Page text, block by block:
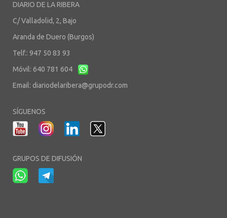
DIARIO DE LA RIBERA
C/ Valladolid, 2, Bajo
Aranda de Duero (Burgos)
Telf.: 947 50 83 93
Móvil: 640 781 604
Email: diariodelaribera@grupodr.com
SÍGUENOS
GRUPOS DE DIFUSIÓN